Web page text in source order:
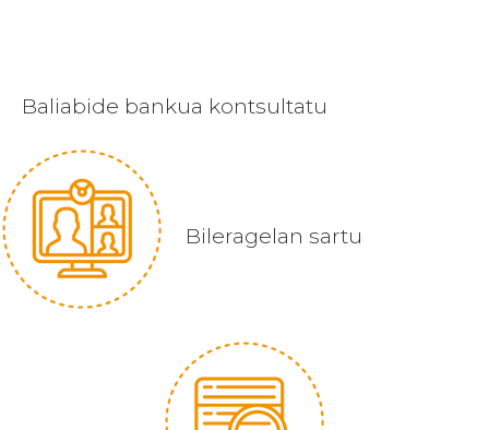
Baliabide bankua kontsultatu
Bileragelan sartu